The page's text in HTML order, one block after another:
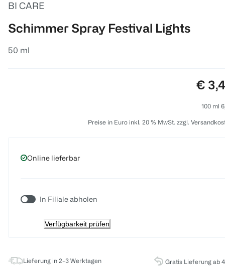
BI CARE
Schimmer Spray Festival Lights
50 ml
€
100 ml
Preise in Euro inkl. 20 % MwSt. zzgl.
Online lieferbar
In Filiale abholen
Verfügbarkeit prüfen
Lieferung in 2-3 Werktagen Gratis Lieferung ab